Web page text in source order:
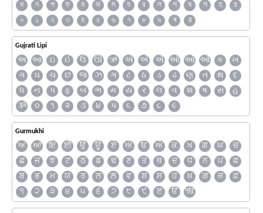
ধ
ন প ফ ব ভ ম য র ল শ ষ স হ
য়
০
১ ২ ৩ ৪ ৫ ৬ ৭ ৮ ৯ ৰ ৱ
Gujrati Lipi
અ આ ઇ ઈ ઉ ઊ ઋ ઍ એ ઐ ઑ ઓ ઔ ક
ખ
ગ
ઘ ચ છ જ ઝ ઞ ટ ઠ ડ ઢ ણ ત થ
દ
ધ
ન પ ફ બ ભ મ ય ર લ વ શ ષ સ
હ
ૐ
૦ ૧ ૨ ૩ ૪ ૫ ૬ ૭ ૮ ૯
Gurmukhi
ਅ ਆ ਇ ਈ ਉ ਊ ਏ ਐ ਓ ਔ ਕ ਖ ਗ ਘ
ਚ
ਛ
ਜ ਝ ਟ ਠ ਡ ਢ ਣ ਤ ਥ ਦ ਧ ਨ ਪ
ਫ
ਬ
ਭ ਮ ਯ ਰ ਲ ਲ਼ ਵ ਸ਼ ਸ ਹ ਖ਼ ਗ਼ ਜ਼
ਫ਼
੧
੨ ੩ ੪ ੫ ੬ ੭ ੮ ੯ ੲ ੳ ੴ